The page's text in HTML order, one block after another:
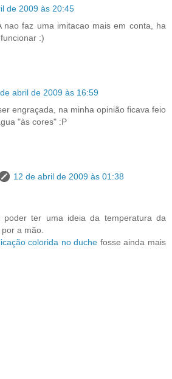
de 2009 às 20:45
nao faz uma imitacao mais em conta, ha
:)
abril de 2009 às 16:59
engraçada, na minha opinião ficava feio
"às cores" :P
12 de abril de 2009 às 01:38
poder ter uma ideia da temperatura da
a mão.
colorida no duche fosse ainda mais